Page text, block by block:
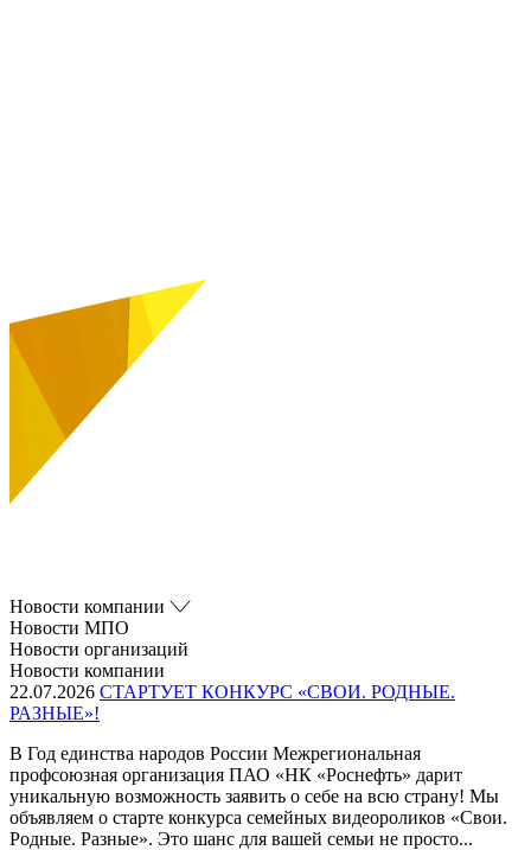
Новости компании
Новости МПО
Новости организаций
Новости компании
22.07.2026 СТАРТУЕТ КОНКУРС «СВОИ. РОДНЫЕ.
РАЗНЫЕ»!
В Год единства народов России Межрегиональная
профсоюзная организация ПАО «НК «Роснефть» дарит
уникальную возможность заявить о себе на всю страну! Мы
объявляем о старте конкурса семейных видеороликов «Свои.
Родные. Разные». Это шанс для вашей семьи не просто...